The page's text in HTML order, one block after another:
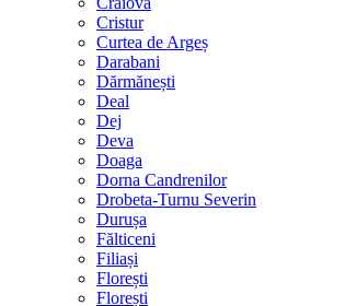
Cristur
Curtea de Argeș
Darabani
Dărmănești
Deal
Dej
Deva
Doaga
Dorna Candrenilor
Drobeta-Turnu Severin
Durușa
Fălticeni
Filiași
Florești
Florești